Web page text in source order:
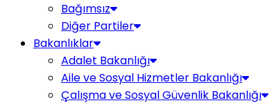
Bağımsız
Diğer Partiler
Bakanlıklar
Adalet Bakanlığı
Aile ve Sosyal Hizmetler Bakanlığı
Çalışma ve Sosyal Güvenlik Bakanlığı